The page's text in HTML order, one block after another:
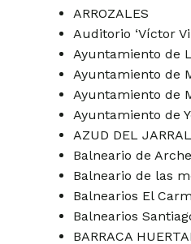
ARROZALES
Auditorio ‘Víctor
Ayuntamiento de
Ayuntamiento de
Ayuntamiento de
Ayuntamiento de
AZUD DEL JARRAL
Balneario de
Balneario de las
Balnearios El
Balnearios
BARRACA